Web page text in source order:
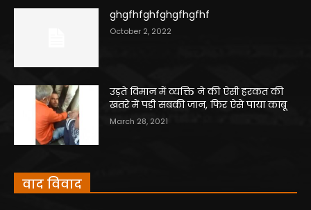
ghgfhfghfghgfhgfhf
October 2, 2022
उड़ते विमान में व्यक्ति ने की ऐसी हरकत की
खतरे में पड़ी सबकी जान, फिर ऐसे पाया काबू
March 28, 2021
वाद विवाद